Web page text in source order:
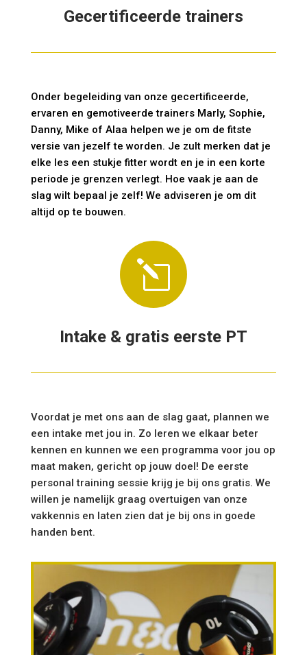
Gecertificeerde trainers
Onder begeleiding van onze gecertificeerde,
ervaren en gemotiveerde trainers Marly, Sophie,
Danny, Mike of Alaa helpen we je om de fitste
versie van jezelf te worden. Je zult merken dat je
elke les een stukje fitter wordt en je in een korte
periode je grenzen verlegt. Hoe vaak je aan de
slag wilt bepaal je zelf! We adviseren je om dit
altijd op te bouwen.
l
Intake & gratis eerste PT
Voordat je met ons aan de slag gaat, plannen we
een intake met jou in. Zo leren we elkaar beter
kennen en kunnen we een programma voor jou op
maat maken, gericht op jouw doel! De eerste
personal training sessie krijg je bij ons gratis. We
willen je namelijk graag overtuigen van onze
vakkennis en laten zien dat je bij ons in goede
handen bent.